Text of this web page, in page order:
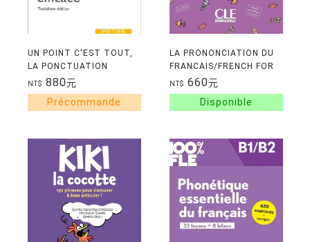
UN POINT C'EST TOUT,
LA PONCTUATION
EFFICACE
NT$ 880元
LA PRONONCIATION DU
FRANCAIS/FRENCH FOR
EVERYONE NIVEAU A1-A2
NT$ 660元